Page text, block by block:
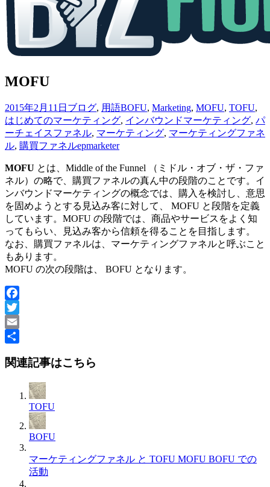
MOFU
2015年2月11日 ブログ, 用語BOFU, Marketing, MOFU, TOFU,
はじめてのマーケティング, インバウンドマーケティング, パ
ーチェイスファネル, マーケティング, マーケティングファネ
ル, 購買ファネルepmarketer
MOFU とは、Middle of the Funnel （ミドル・オブ・ザ・ファ
ネル）の略で、購買ファネルの真ん中の段階のことです。イ
ンバウンドマーケティングの概念では、購入を検討し、意思
を固めようとする見込み客に対して、 MOFU と段階を定義
しています。MOFU の段階では、商品やサービスをよく知
ってもらい、見込み客から信頼を得ることを目指します。
なお、購買ファネルは、マーケティングファネルと呼ぶこと
もあります。
MOFU の次の段階は、 BOFU となります。
Facebook
Twitter
Email
有
関連記事はこちら
TOFU
BOFU
マーケティングファネル と TOFU MOFU BOFU での
活動